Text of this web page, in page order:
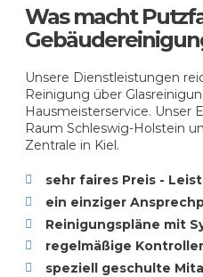
Was macht
Unsere Dienstleistungen
Reinigung über
Hausmeisterservice. Unser
Raum Schleswig-Holstein
Zentrale in Kiel.
sehr faires Preis -
ein einziger
Reinigungspläne mit
regelmäßige
speziell geschulte